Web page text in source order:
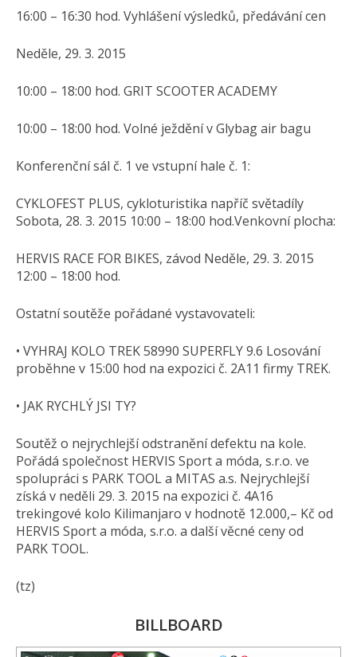
16:00 – 16:30 hod. Vyhlášení výsledků, předávání cen
Neděle, 29. 3. 2015
10:00 – 18:00 hod. GRIT SCOOTER ACADEMY
10:00 – 18:00 hod. Volné ježdění v Glybag air bagu
Konferenční sál č. 1 ve vstupní hale č. 1:
CYKLOFEST PLUS, cykloturistika napříč světadíly
Sobota, 28. 3. 2015 10:00 – 18:00 hod.Venkovní plocha:
HERVIS RACE FOR BIKES, závod Neděle, 29. 3. 2015
12:00 – 18:00 hod.
Ostatní soutěže pořádané vystavovateli:
• VYHRAJ KOLO TREK 58990 SUPERFLY 9.6 Losování
proběhne v 15:00 hod na expozici č. 2A11 firmy TREK.
• JAK RYCHLÝ JSI TY?
Soutěž o nejrychlejší odstranění defektu na kole.
Pořádá společnost HERVIS Sport a móda, s.r.o. ve
spolupráci s PARK TOOL a MITAS a.s. Nejrychlejší
získá v neděli 29. 3. 2015 na expozici č. 4A16
trekingové kolo Kilimanjaro v hodnotě 12.000,– Kč od
HERVIS Sport a móda, s.r.o. a další věcné ceny od
PARK TOOL.
(tz)
BILLBOARD